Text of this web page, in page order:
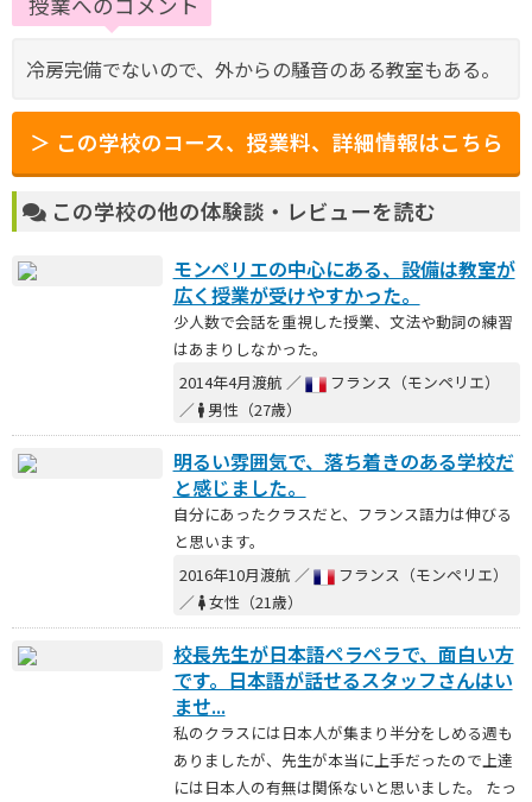
冷房完備でないので、外からの騒音のある教室もある。
＞ この学校のコース、授業料、詳細情報はこちら
この学校の他の体験談・レビューを読む
モンペリエの中心にある、設備は教室が
広く授業が受けやすかった。
少人数で会話を重視した授業、文法や動詞の練習
はあまりしなかった。
2014年4月渡航 ／
フランス（モンペリエ）
／ 男性（27歳）
明るい雰囲気で、落ち着きのある学校だ
と感じました。
自分にあったクラスだと、フランス語力は伸びる
と思います。
2016年10月渡航 ／
フランス（モンペリエ）
／ 女性（21歳）
校長先生が日本語ペラペラで、面白い方
です。日本語が話せるスタッフさんはい
ませ...
私のクラスには日本人が集まり半分をしめる週も
ありましたが、先生が本当に上手だったので上達
には日本人の有無は関係ないと思いました。 たっ